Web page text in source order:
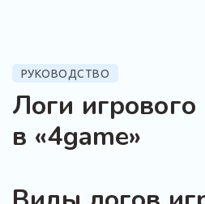
РУКОВОДСТВО
Логи игрового
в «4game»